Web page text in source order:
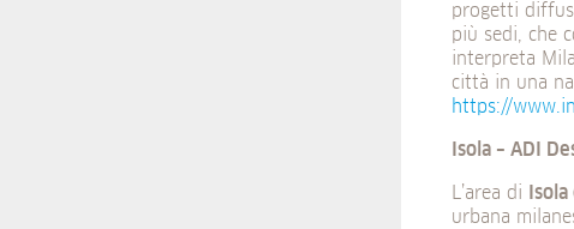
progetti
più sedi, che
interpreta
città in una
https://
Isola – ADI
L’area di
urbana